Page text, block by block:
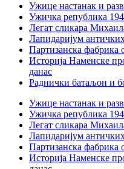
Ужице настанак и
Ужичка република
Легат сликара
Лапидаријум
Партизанска фабрика
Историја Наменске
данас
Раднички батаљон и
Ужице настанак и
Ужичка република
Легат сликара
Лапидаријум
Партизанска фабрика
Историја Наменске